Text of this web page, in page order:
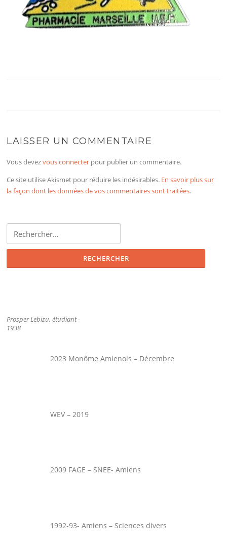
LAISSER UN COMMENTAIRE
Vous devezvous connecter pour publier un commentaire.
Ce site utilise Akismet pour réduire les indésirables. En savoir plus sur
la façon dont les données de vos commentaires sont traitées.
Prosper Lebizu, étudiant -
1938
2023 Monôme Amienois – Décembre
WEV – 2019
2009 FAGE – SNEE- Amiens
1992-93- Amiens – Sciences divers